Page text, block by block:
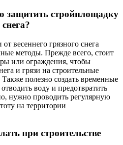
защитить стройплощадку
весеннего грязного снега
методы. Прежде всего, стоит
или ограждения, чтобы
и грязи на строительные
полезно создать временные
воду и предотвратить
нужно проводить регулярную
на территории
при строительстве